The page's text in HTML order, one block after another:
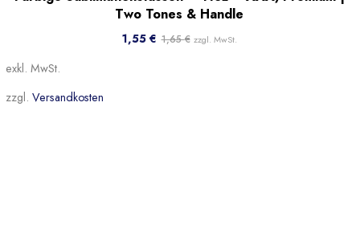
Beliebt
Two Tones & Handle
1,55 € 1,65€ zzgl. MwSt.
exkl. MwSt.
zzgl. Versandkosten